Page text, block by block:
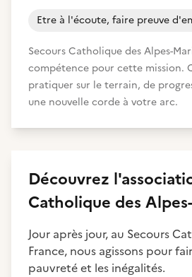
Etre à l'écoute, faire preuve
Secours Catholique des Alpes-
compétence pour cette mission.
pratiquer sur le terrain, de
une nouvelle corde à votre arc.
Découvrez
Catholique des
Jour après jour, au Secours
France, nous agissons pour
pauvreté et les inégalités.